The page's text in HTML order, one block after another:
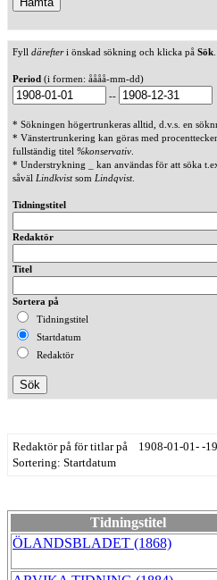
Fyll därefteri önskad sökning och klicka på Sök
Period (i formen: åååå-mm-dd)
--
* Sökningen högertrunkeras alltid, d.v.s. en
* Vänstertrunkering kan göras med
fullständig titel %konservativ
* Understrykning _ kan användas för att söka
såväl Lindkvistsom Lindqvist.
Tidningstitel
Redaktör
Titel
Sortera på
Tidningstitel
Startdatum
Redaktör
Redaktör på för titlar på 1908-01-01- -
Sortering: Startdatum
Tidningstitel
ÖLANDSBLADET (1868)